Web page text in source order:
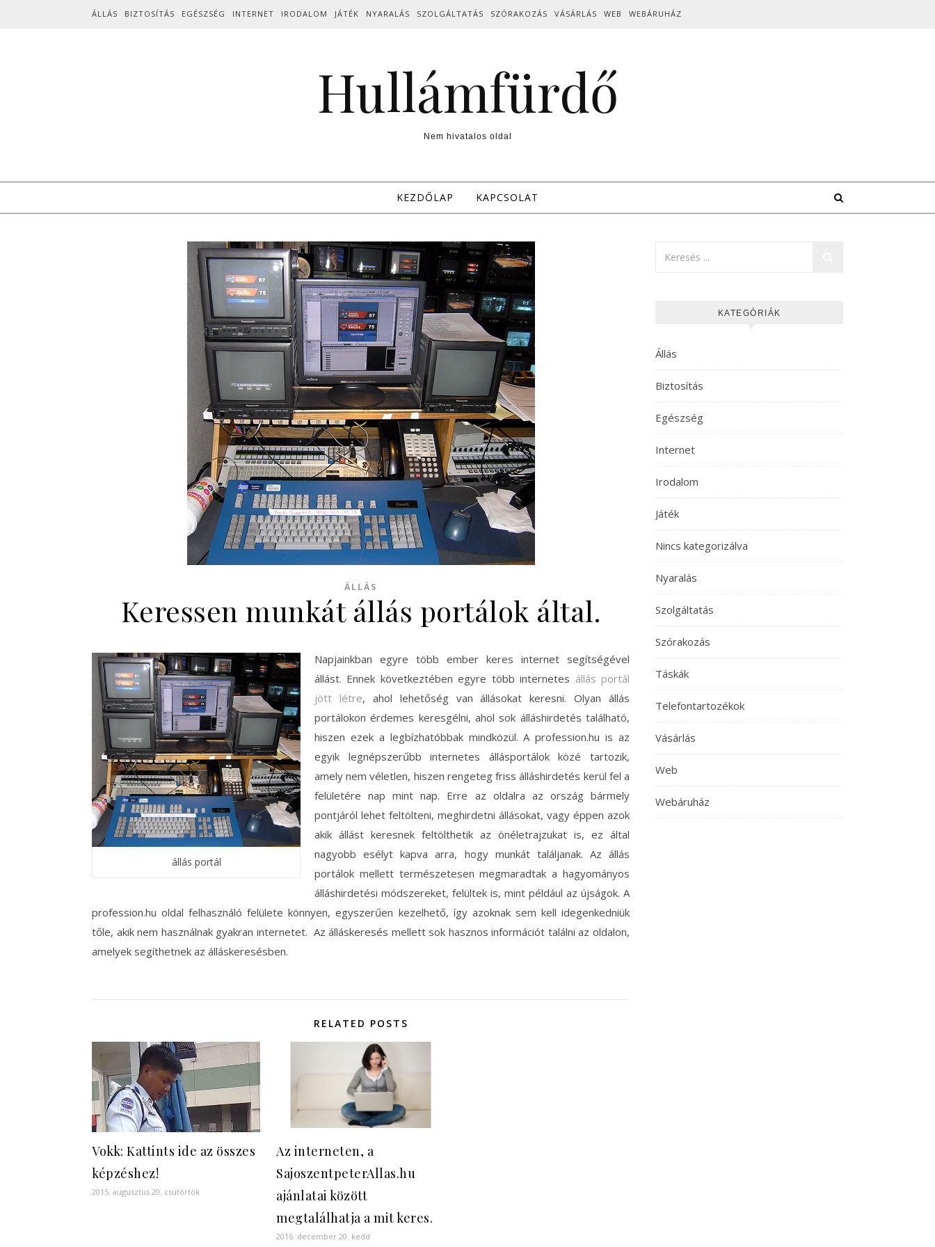
ÁLLÁS BIZTOSÍTÁS EGÉSZSÉG INTERNET IRODALOM JÁTÉK NYARALÁS SZOLGÁLTATÁS SZÓRAKOZÁS VÁSÁRLÁS WEB WEBÁRUHÁZ
Hullámfürdő
Nem hivatalos oldal
KEZDŐLAP KAPCSOLAT
ÁLLÁS
Keressen munkát állás portálok által.
állás portál
Napjainkban egyre több ember keres internet segítségével
állást. Ennek következtében egyre több internetes állás portál
jött létre, ahol lehetőség van állásokat keresni. Olyan állás
portálokon érdemes keresgélni, ahol sok álláshirdetés található,
hiszen ezek a legbízhatóbbak mindközül. A profession.hu is az
egyik legnépszerűbb internetes állásportálok közé tartozik,
amely nem véletlen, hiszen rengeteg friss álláshirdetés kerül fel a
felületére nap mint nap. Erre az oldalra az ország bármely
pontjáról lehet feltölteni, meghirdetni állásokat, vagy éppen azok
akik állást keresnek feltölthetik az önéletrajzukat is, ez által
nagyobb esélyt kapva arra, hogy munkát találjanak. Az állás
portálok mellett természetesen megmaradtak a hagyományos
álláshirdetési módszereket, felültek is, mint például az újságok. A
profession.hu oldal felhasználó felülete könnyen, egyszerűen kezelhető, így azoknak sem kell idegenkedniük
tőle, akik nem használnak gyakran internetet. Az álláskeresés mellett sok hasznos információt találni az oldalon,
amelyek segíthetnek az álláskeresésben.
RELATED POSTS
Vokk: Kattints ide az összes
képzéshez!
2015. augusztus 20. csütörtök
Az interneten, a
SajoszentpeterAllas.hu
ajánlatai között
megtalálhatja a mit keres.
2016. december 20. kedd
KATEGÓRIÁK
Állás
Biztosítás
Egészség
Internet
Irodalom
Játék
Nincs kategorizálva
Nyaralás
Szolgáltatás
Szórakozás
Táskák
Telefontartozékok
Vásárlás
Web
Webáruház